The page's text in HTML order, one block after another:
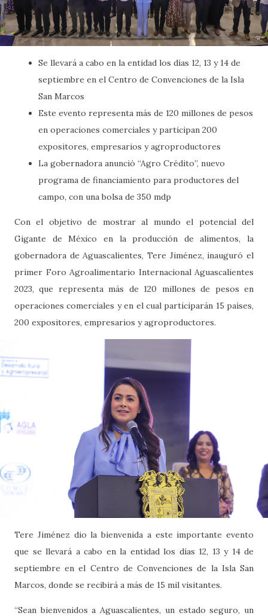
Se llevará a cabo en la entidad los días 12, 13 y 14 de
septiembre en el Centro de Convenciones de la Isla
San Marcos
Este evento representa más de 120 millones de pesos
en operaciones comerciales y participan 200
expositores, empresarios y agroproductores
La gobernadora anunció “Agro Crédito”, nuevo
programa de financiamiento para productores del
campo, con una bolsa de 350 mdp
Con el objetivo de mostrar al mundo el potencial del
Gigante de México en la producción de alimentos, la
gobernadora de Aguascalientes, Tere Jiménez, inauguró el
primer Foro Agroalimentario Internacional Aguascalientes
2023, que representa más de 120 millones de pesos en
operaciones comerciales y en el cual participarán 15 países,
200 expositores, empresarios y agroproductores.
Tere Jiménez dio la bienvenida a este importante evento
que se llevará a cabo en la entidad los días 12, 13 y 14 de
septiembre en el Centro de Convenciones de la Isla San
Marcos, donde se recibirá a más de 15 mil visitantes.
“Sean bienvenidos a Aguascalientes, un estado seguro, un